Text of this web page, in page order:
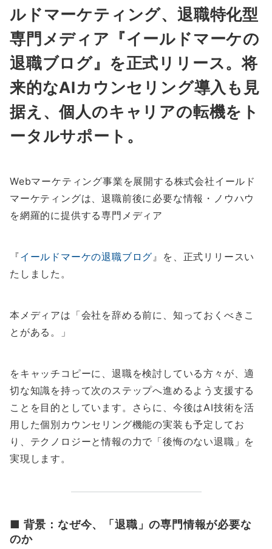
ルドマーケティング、退職特化型
専門メディア『イールドマーケの
退職ブログ』を正式リリース。将
来的なAIカウンセリング導入も見
据え、個人のキャリアの転機をト
ータルサポート。
Webマーケティング事業を展開する株式会社イールド
マーケティングは、退職前後に必要な情報・ノウハウ
を網羅的に提供する専門メディア
『イールドマーケの退職ブログ 』を、正式リリースい
たしました。
本メディアは「会社を辞める前に、知っておくべきこ
とがある。」
をキャッチコピーに、退職を検討している方々が、適
切な知識を持って次のステップへ進めるよう支援する
ことを目的としています。さらに、今後はAI技術を活
用した個別カウンセリング機能の実装も予定してお
り、テクノロジーと情報の力で「後悔のない退職」を
実現します。
■ 背景：なぜ今、「退職」の専門情報が必要な
のか